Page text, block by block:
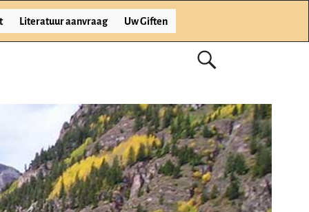
Literatuur aanvraag Uw Giften